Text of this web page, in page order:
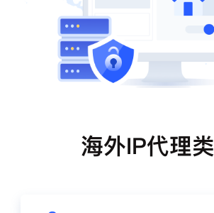
海外IP代理